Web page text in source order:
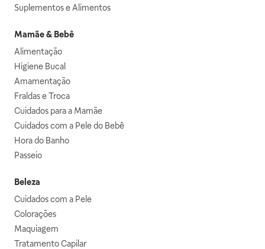
Suplementos e Alimentos
Mamãe & Bebê
Alimentação
Higiene Bucal
Amamentação
Fraldas e Troca
Cuidados para a Mamãe
Cuidados com a Pele do Bebê
Hora do Banho
Passeio
Beleza
Cuidados com a Pele
Colorações
Maquiagem
Tratamento Capilar